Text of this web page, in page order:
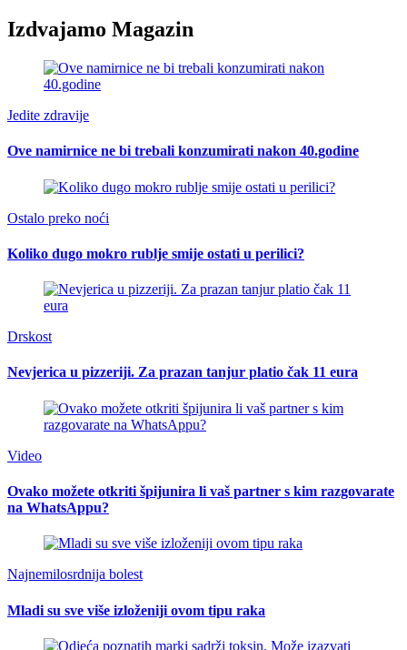
Izdvajamo Magazin
Jedite zdravije
Ove namirnice ne bi trebali konzumirati nakon 40.godine
Ostalo preko noći
Koliko dugo mokro rublje smije ostati u perilici?
Drskost
Nevjerica u pizzeriji. Za prazan tanjur platio čak 11 eura
Video
Ovako možete otkriti špijunira li vaš partner s kim razgovarate
na WhatsAppu?
Najnemilosrdnija bolest
Mladi su sve više izloženiji ovom tipu raka